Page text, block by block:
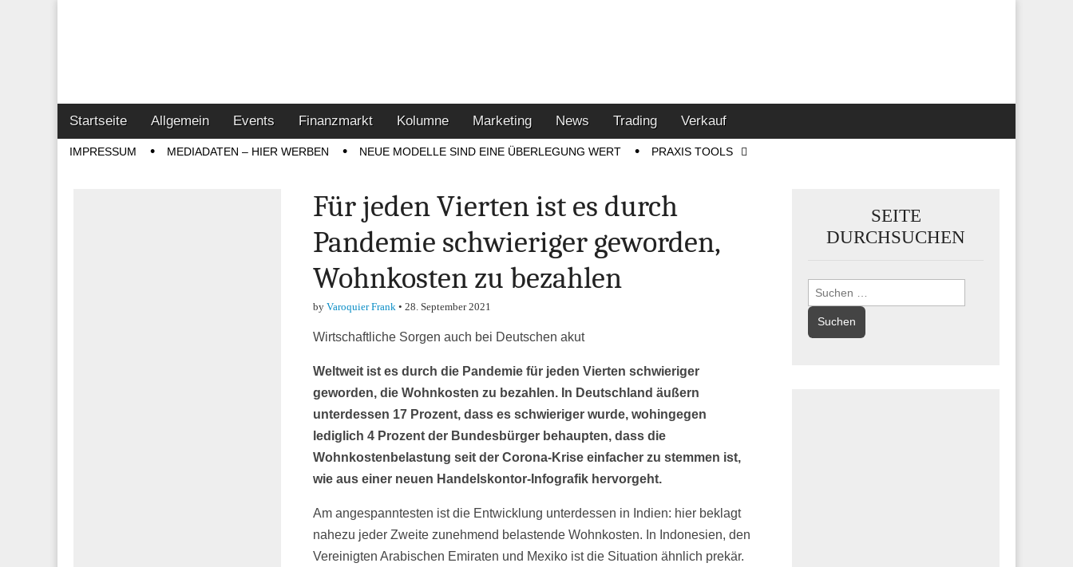
Main
menu
Skip
to
content
Startseite Allgemein Events Finanzmarkt Kolumne Marketing News Trading Verkauf
SubIMPRESSUM MEDIADATEN – HIER WERBEN NEUE MODELLE SIND EINE ÜBERLEGUNG WERT PRAXIS TOOLS
Für jeden Vierten ist es durch
Pandemie schwieriger geworden,
Wohnkosten zu bezahlen
by Varoquier Frank • 28. September 2021
Wirtschaftliche Sorgen auch bei Deutschen akut
Weltweit ist es durch die Pandemie für jeden Vierten schwieriger
geworden, die Wohnkosten zu bezahlen. In Deutschland äußern
unterdessen 17 Prozent, dass es schwieriger wurde, wohingegen
lediglich 4 Prozent der Bundesbürger behaupten, dass die
Wohnkostenbelastung seit der Corona-Krise einfacher zu stemmen ist,
wie aus einer neuen Handelskontor-Infografik hervorgeht.
Am angespanntesten ist die Entwicklung unterdessen in Indien: hier beklagt
nahezu jeder Zweite zunehmend belastende Wohnkosten. In Indonesien, den
Vereinigten Arabischen Emiraten und Mexiko ist die Situation ähnlich prekär.
SEITE
DURCHSUCHEN
Suchen
nach: